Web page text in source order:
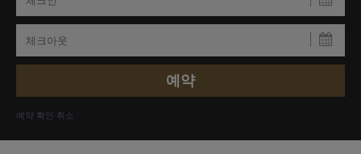
예약 확인·취소